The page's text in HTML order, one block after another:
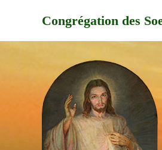
Congrégation des